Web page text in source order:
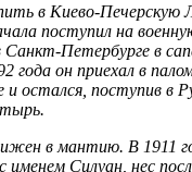
в Киево-Печерскую
поступил на
Санкт-Петербурге в
года он приехал в
остался, поступив в
в мантию. В 1911
именем Силуан, нес